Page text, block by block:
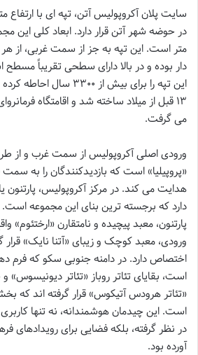
متر است. این تپه به جز از سمت غربی،
دار بوده و در بالا دارای سطحی تقریباً
این تپه را برای بیش از
۱۳ قبل از میلاد ساخته شد و اقامتگاه
می گرفت.
ورودی اصلی آکروپولیس از سمت غرب و از
«پروپیلیا» است که بازدیدکنندگان را به
هدایت می کند. در مرکز آکروپولیس، پارتنون یا
دارد که برجسته ترین بنای این مجموعه
پارتنون، معبد پیچیده و نامتقارن
ورودی، معبد کوچک و زیبای «آتنا نایک» قرار
اختصاص دارد. در دامنه جنوبی سکو که فرم
است، بقایای تئاتر روباز «تئاتر دیونیسوس»
«تئاتر هرودس آتیکوس» قرار گرفته اند که
است. این چیدمان هوشمندانه، نه تنها
در نظر گرفته، بلکه فضایی برای رویدادهای
آورده بود.